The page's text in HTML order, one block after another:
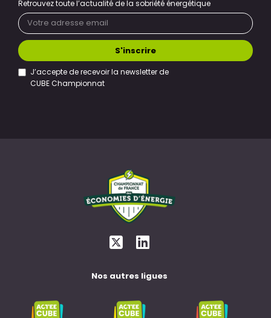
Retrouvez toute l’actualité de la sobriété énergétique
J’accepte de recevoir la newsletter de
CUBE Championnat
S'inscrire
Nos autres ligues